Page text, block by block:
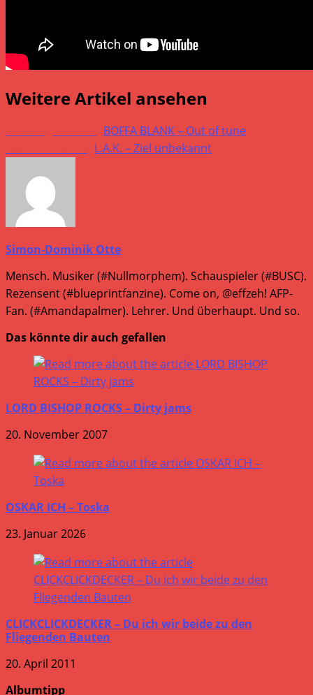
Weitere Artikel ansehen
BOFFA BLANK – Out of tune
L.A.K. – Ziel unbekannt
Simon-Dominik Otte
Mensch. Musiker (#Nullmorphem). Schauspieler (#BUSC).
Rezensent (#blueprintfanzine). Come on, @effzeh! AFP-
Fan. (#Amandapalmer). Lehrer. Und überhaupt. Und so.
Das könnte dir auch gefallen
LORD BISHOP ROCKS – Dirty jams
20. November 2007
OSKAR ICH – Toska
23. Januar 2026
CLICKCLICKDECKER – Du ich wir beide zu den
Fliegenden Bauten
20. April 2011
Albumtipp